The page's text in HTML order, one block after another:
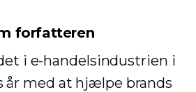
forfatteren
i e-handelsindustrien i
år med at hjælpe brands